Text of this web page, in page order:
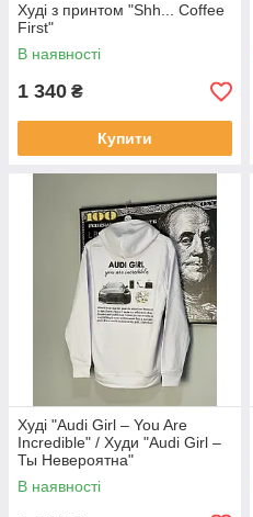
Худі з принтом "Shh... Coffee
First"
В наявності
1 340 ₴
Купити
Худі "Audi Girl – You Are
Incredible" / Худи "Audi Girl –
Ты Невероятна"
В наявності